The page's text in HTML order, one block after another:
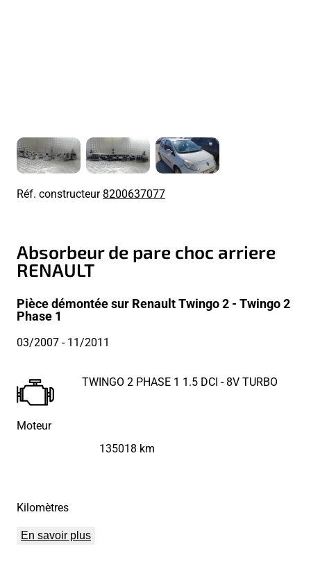
Réf. constructeur8200637077
Absorbeur de pare choc arriere
RENAULT
Pièce démontée sur Renault Twingo 2 - Twingo 2
Phase 1
03/2007- 11/2011
Moteur
TWINGO 2 PHASE 1 1.5 DCI - 8V TURBO
Kilomètres
135018 km
En savoir plus